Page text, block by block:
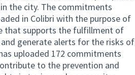
the city. The commitments
in Colibri with the purpose of
that supports the fulfillment of
generate alerts for the risks of
uploaded 172 commitments
to the prevention and